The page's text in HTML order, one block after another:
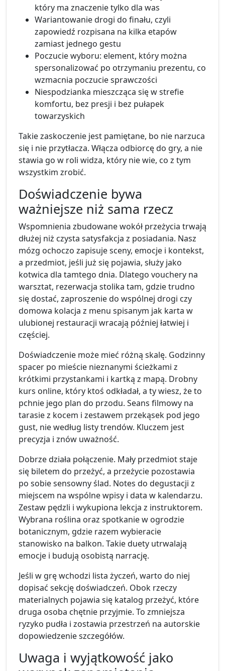
który ma znaczenie tylko dla was
Wariantowanie drogi do finału, czyli
zapowiedź rozpisana na kilka etapów
zamiast jednego gestu
Poczucie wyboru: element, który można
spersonalizować po otrzymaniu prezentu, co
wzmacnia poczucie sprawczości
Niespodzianka mieszcząca się w strefie
komfortu, bez presji i bez pułapek
towarzyskich
Takie zaskoczenie jest pamiętane, bo nie narzuca
się i nie przytłacza. Włącza odbiorcę do gry, a nie
stawia go w roli widza, który nie wie, co z tym
wszystkim zrobić.
Doświadczenie bywa
ważniejsze niż sama rzecz
Wspomnienia zbudowane wokół przeżycia trwają
dłużej niż czysta satysfakcja z posiadania. Nasz
mózg ochoczo zapisuje sceny, emocje i kontekst,
a przedmiot, jeśli już się pojawia, służy jako
kotwica dla tamtego dnia. Dlatego vouchery na
warsztat, rezerwacja stolika tam, gdzie trudno
się dostać, zaproszenie do wspólnej drogi czy
domowa kolacja z menu spisanym jak karta w
ulubionej restauracji wracają później łatwiej i
częściej.
Doświadczenie może mieć różną skalę. Godzinny
spacer po mieście nieznanymi ścieżkami z
krótkimi przystankami i kartką z mapą. Drobny
kurs online, który ktoś odkładał, a ty wiesz, że to
pchnie jego plan do przodu. Seans filmowy na
tarasie z kocem i zestawem przekąsek pod jego
gust, nie według listy trendów. Kluczem jest
precyzja i znów uważność.
Dobrze działa połączenie. Mały przedmiot staje
się biletem do przeżyć, a przeżycie pozostawia
po sobie sensowny ślad. Notes do degustacji z
miejscem na wspólne wpisy i data w kalendarzu.
Zestaw pędzli i wykupiona lekcja z instruktorem.
Wybrana roślina oraz spotkanie w ogrodzie
botanicznym, gdzie razem wybieracie
stanowisko na balkon. Takie duety utrwalają
emocje i budują osobistą narrację.
Jeśli w grę wchodzi lista życzeń, warto do niej
dopisać sekcję doświadczeń. Obok rzeczy
materialnych pojawia się katalog przeżyć, które
druga osoba chętnie przyjmie. To zmniejsza
ryzyko pudła i zostawia przestrzeń na autorskie
dopowiedzenie szczegółów.
Uwaga i wyjątkowość jako